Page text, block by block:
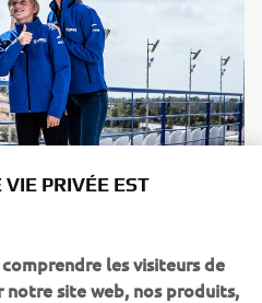
et accessoires
VIE PRIVÉE EST
les visiteurs de
site web, nos produits,